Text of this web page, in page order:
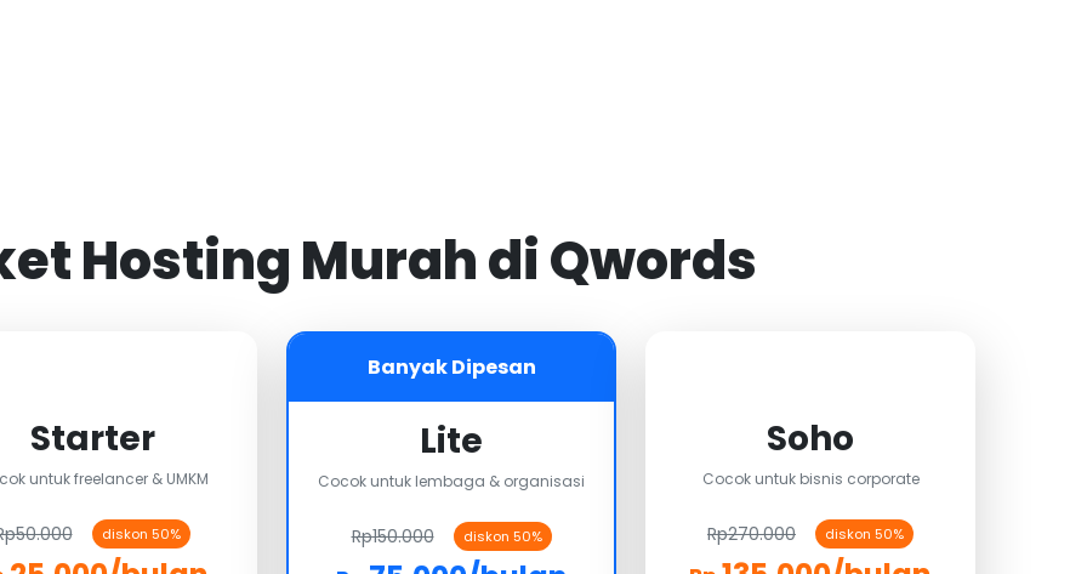
Hosting Murah di Qwords
Starter
untuk freelancer & UMKM
diskon 50%
Banyak Dipesan
Lite
Cocok untuk lembaga & organisasi
Rp150.000 diskon 50%
Soho
Cocok untuk bisnis corporate
Rp270.000 diskon 50%